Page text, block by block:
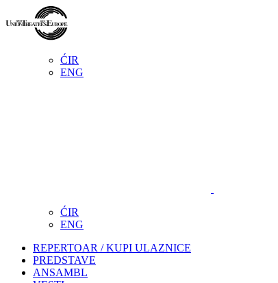
ĆIR
ENG
ĆIR
ENG
REPERTOAR / KUPI ULAZNICE
PREDSTAVE
ANSAMBL